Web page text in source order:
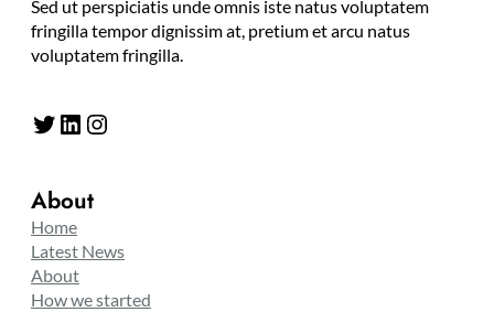
Sed ut perspiciatis unde omnis iste natus voluptatem
fringilla tempor dignissim at, pretium et arcu natus
voluptatem fringilla.
Twitter LinkedIn Instagram
About
Home
Latest News
About
How we started